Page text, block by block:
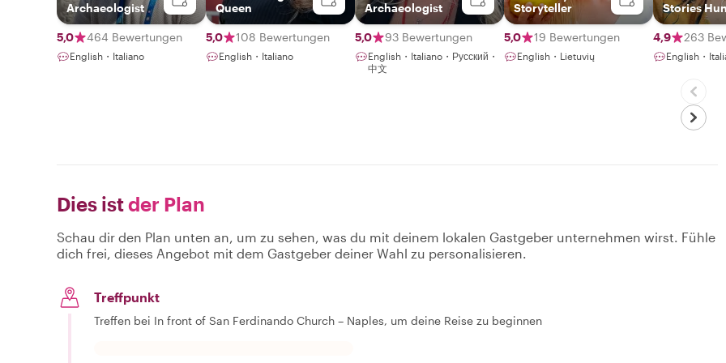
Archaeologist
5,0 464 Bewertungen
English・Italiano
Queen
5,0 108 Bewertungen
English・Italiano
Archaeologist
5,0 93 Bewertungen
English・Italiano・Русский・
中文
Storyteller
5,0 19 Bewertungen
English・Lietuvių
Stories
4,9 263
English・
Dies istder Plan
Schau dir den Plan unten an, um zu sehen, was du mit deinem lokalen Gastgeber unternehmen wirst. Fühle
dich frei, dieses Angebot mit dem Gastgeber deiner Wahl zu personalisieren.
Treffpunkt
Treffen bei In front of San Ferdinando Church – Naples, um deine Reise zu beginnen